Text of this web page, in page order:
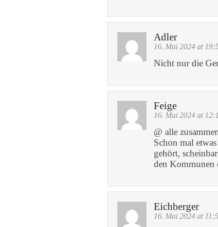
Adler
16. Mai 2024 at
Nicht nur die
Feige
16. Mai 2024 at
@ alle
Schon mal
gehört,
den Kommunen
Eichberger
16. Mai 2024 at